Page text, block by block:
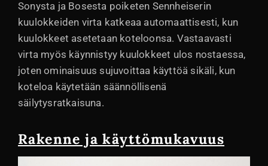
Sonysta ja Bosesta poiketen Sennheiserin
kuulokkeiden virta katkeaa automaattisesti, kun
kuulokkeet asetetaan koteloonsa. Vastaavasti
virta myös käynnistyy kuulokkeet ulos nostaessa,
joten ominaisuus sujuvoittaa käyttöä sikäli, kun
koteloa käytetään säännöllisenä
säilytysratkaisuna.
Rakenne ja käyttömukavuus